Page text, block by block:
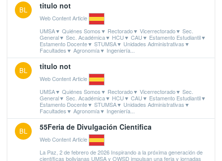
BL titulo not
Web Content Article
UMSA▼ Quiénes Somos▼ Rectorado▼ Vicerrectorado▼ Sec.
General▼ Sec. Académica▼ HCU▼ CAU▼ Estamento Estudiantil▼
Estamento Docente▼ STUMSA▼ Unidades Administrativas▼
Facultades▼ Agronomía▼ Ingeniería...
BL titulo not
Web Content Article
UMSA▼ Quiénes Somos▼ Rectorado▼ Vicerrectorado▼ Sec.
General▼ Sec. Académica▼ HCU▼ CAU▼ Estamento Estudiantil▼
Estamento Docente▼ STUMSA▼ Unidades Administrativas▼
Facultades▼ Agronomía▼ Ingeniería...
BL 55Feria de Divulgación Cientifica
Web Content Article
La Paz, 2 de febrero de 2026 Inspirando a la próxima generación de
científicas bolivianas UMSA y OWSD impulsan una feria y jornadas